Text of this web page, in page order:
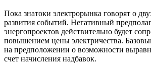
Пока знатоки электрорынка говорят о
развития событий. Негативный
энергопроектов действительно будет
повышением цены электричества.
на предположении о возможности
счет начисления надбавок.